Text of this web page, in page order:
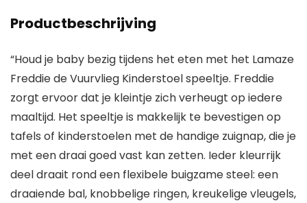
Productbeschrijving
“Houd je baby bezig tijdens het eten met het Lamaze
Freddie de Vuurvlieg Kinderstoel speeltje. Freddie
zorgt ervoor dat je kleintje zich verheugt op iedere
maaltijd. Het speeltje is makkelijk te bevestigen op
tafels of kinderstoelen met de handige zuignap, die je
met een draai goed vast kan zetten. Ieder kleurrijk
deel draait rond een flexibele buigzame steel: een
draaiende bal, knobbelige ringen, kreukelige vleugels,